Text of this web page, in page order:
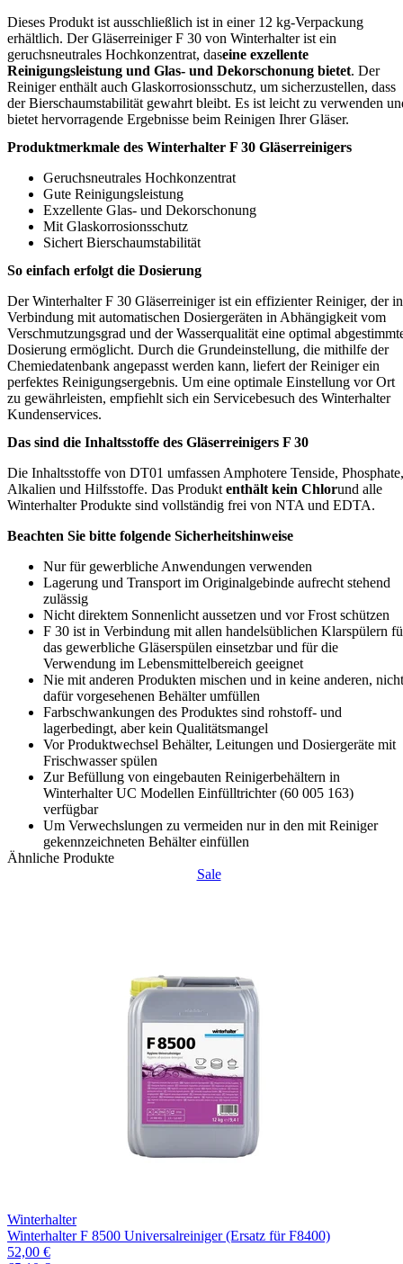
Dieses Produkt ist ausschließlich ist in einer 12 kg-Verpackung
erhältlich. Der Gläserreiniger F 30 von Winterhalter ist ein
geruchsneutrales Hochkonzentrat, daseine exzellente
Reinigungsleistung und Glas- und Dekorschonung bietet. Der
Reiniger enthält auch Glaskorrosionsschutz, um sicherzustellen, dass
der Bierschaumstabilität gewahrt bleibt. Es ist leicht zu verwenden
bietet hervorragende Ergebnisse beim Reinigen Ihrer Gläser.
Produktmerkmale des Winterhalter F 30 Gläserreinigers
Geruchsneutrales Hochkonzentrat
Gute Reinigungsleistung
Exzellente Glas- und Dekorschonung
Mit Glaskorrosionsschutz
Sichert Bierschaumstabilität
So einfach erfolgt die Dosierung
Der Winterhalter F 30 Gläserreiniger ist ein effizienter Reiniger, der in
Verbindung mit automatischen Dosiergeräten in Abhängigkeit vom
Verschmutzungsgrad und der Wasserqualität eine optimal
Dosierung ermöglicht. Durch die Grundeinstellung, die mithilfe der
Chemiedatenbank angepasst werden kann, liefert der Reiniger ein
perfektes Reinigungsergebnis. Um eine optimale Einstellung vor Ort
zu gewährleisten, empfiehlt sich ein Servicebesuch des Winterhalter
Kundenservices.
Das sind die Inhaltsstoffe des Gläserreinigers F 30
Die Inhaltsstoffe von DT01 umfassen Amphotere Tenside, Phosphate,
Alkalien und Hilfsstoffe. Das Produktenthält kein Chlorund alle
Winterhalter Produkte sind vollständig frei von NTA und EDTA.
Beachten Sie bitte folgende Sicherheitshinweise
Nur für gewerbliche Anwendungen verwenden
Lagerung und Transport im Originalgebinde aufrecht stehend
zulässig
Nicht direktem Sonnenlicht aussetzen und vor Frost schützen
F 30 ist in Verbindung mit allen handelsüblichen Klarspülern
das gewerbliche Gläserspülen einsetzbar und für die
Verwendung im Lebensmittelbereich geeignet
Nie mit anderen Produkten mischen und in keine anderen, nicht
dafür vorgesehenen Behälter umfüllen
Farbschwankungen des Produktes sind rohstoff- und
lagerbedingt, aber kein Qualitätsmangel
Vor Produktwechsel Behälter, Leitungen und Dosiergeräte mit
Frischwasser spülen
Zur Befüllung von eingebauten Reinigerbehältern in
Winterhalter UC Modellen Einfülltrichter (60 005 163)
verfügbar
Um Verwechslungen zu vermeiden nur in den mit Reiniger
gekennzeichneten Behälter einfüllen
Ähnliche Produkte
Sale
Winterhalter
Winterhalter F 8500 Universalreiniger (Ersatz für F8400)
52,00 €